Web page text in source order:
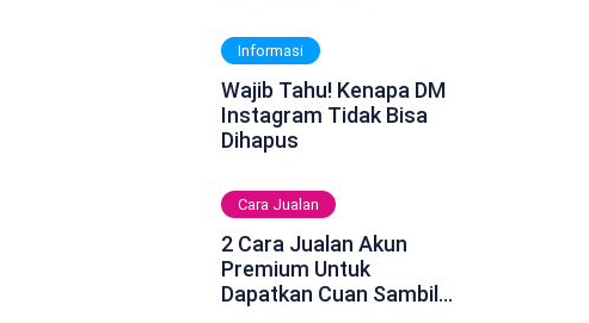
Informasi
Wajib Tahu! Kenapa DM
Instagram Tidak Bisa
Dihapus
Cara Jualan
2 Cara Jualan Akun
Premium Untuk
Dapatkan Cuan Sambil